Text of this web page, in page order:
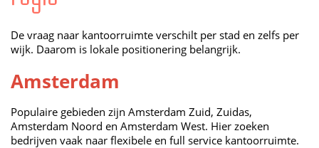
De vraag naar kantoorruimte verschilt per stad en zelfs per
wijk. Daarom is lokale positionering belangrijk.
Amsterdam
Populaire gebieden zijn Amsterdam Zuid, Zuidas,
Amsterdam Noord en Amsterdam West. Hier zoeken
bedrijven vaak naar flexibele en full service kantoorruimte.